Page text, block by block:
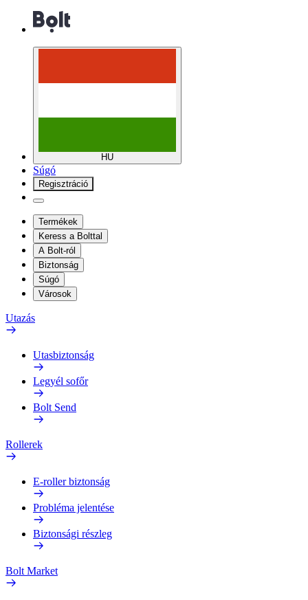
HU
Súgó
Regisztráció
Termékek
Keress a Bolttal
A Bolt-ról
Biztonság
Súgó
Városok
Utazás
Utasbiztonság
Legyél sofőr
Bolt Send
Rollerek
E-roller biztonság
Probléma jelentése
Biztonsági részleg
Bolt Market